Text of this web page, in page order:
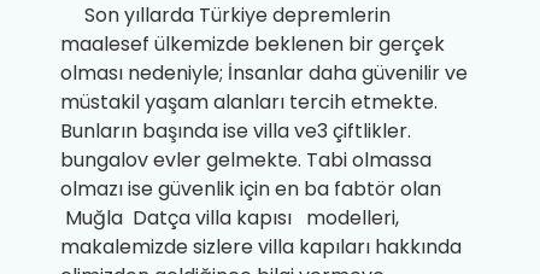
Son yıllarda Türkiye depremlerin
maalesef ülkemizde beklenen bir gerçek
olması nedeniyle; İnsanlar daha güvenilir ve
müstakil yaşam alanları tercih etmekte.
Bunların başında ise villa ve3 çiftlikler.
bungalov evler gelmekte. Tabi olmassa
olmazı ise güvenlik için en ba fabtör olan
Muğla Datçavilla kapısı modelleri,
makalemizde sizlere villa kapıları hakkında